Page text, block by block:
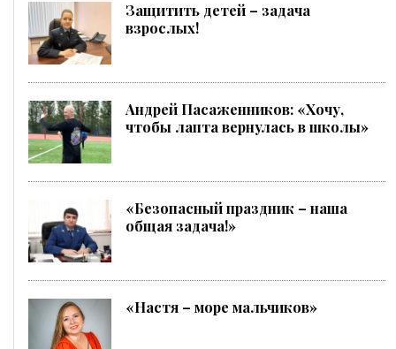
Защитить детей – задача
взрослых!
Андрей Пасаженников: «Хочу,
чтобы лапта вернулась в школы»
«Безопасный праздник – наша
общая задача!»
«Настя – море мальчиков»